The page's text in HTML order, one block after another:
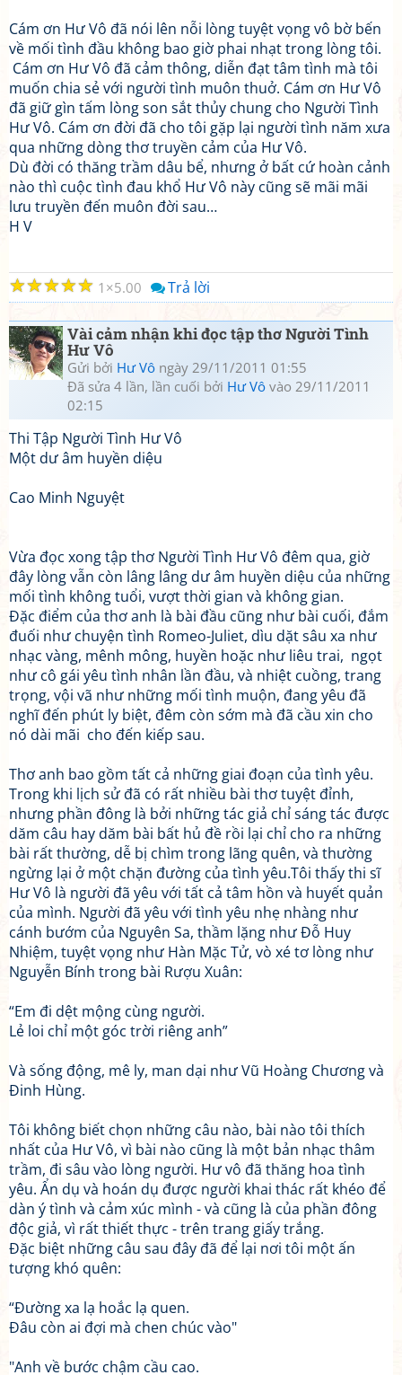
Cám ơn Hư Vô đã nói lên nỗi lòng tuyệt vọng vô bờ bến
về mối tình đầu không bao giờ phai nhạt trong lòng tôi.
Cám ơn Hư Vô đã cảm thông, diễn đạt tâm tình mà tôi
muốn chia sẻ với người tình muôn thuở. Cám ơn Hư Vô
đã giữ gìn tấm lòng son sắt thủy chung cho Người Tình
Hư Vô. Cám ơn đời đã cho tôi gặp lại người tình năm xưa
qua những dòng thơ truyền cảm của Hư Vô.
Dù đời có thăng trầm dâu bể, nhưng ở bất cứ hoàn cảnh
nào thì cuộc tình đau khổ Hư Vô này cũng sẽ mãi mãi
lưu truyền đến muôn đời sau…
H V
☆
☆
☆
☆
☆ 1 5.00 Trả lời
Vài cảm nhận khi đọc tập thơ Người Tình
Hư Vô
Gửi bởi Hư Vô ngày 29/11/2011 01:55
Đã sửa 4 lần, lần cuối bởi Hư Vô vào 29/11/2011
02:15
Thi Tập Người Tình Hư Vô
Một dư âm huyền diệu
Cao Minh Nguyệt
Vừa đọc xong tập thơ Người Tình Hư Vô đêm qua, giờ
đây lòng vẫn còn lâng lâng dư âm huyền diệu của những
mối tình không tuổi, vượt thời gian và không gian.
Đặc điểm của thơ anh là bài đầu cũng như bài cuối, đắm
đuối như chuyện tình Romeo-Juliet, dìu dặt sâu xa như
nhạc vàng, mênh mông, huyền hoặc như liêu trai, ngọt
như cô gái yêu tình nhân lần đầu, và nhiệt cuồng, trang
trọng, vội vã như những mối tình muộn, đang yêu đã
nghĩ đến phút ly biệt, đêm còn sớm mà đã cầu xin cho
nó dài mãi cho đến kiếp sau.
Thơ anh bao gồm tất cả những giai đoạn của tình yêu.
Trong khi lịch sử đã có rất nhiều bài thơ tuyệt đỉnh,
nhưng phần đông là bởi những tác giả chỉ sáng tác được
dăm câu hay dăm bài bất hủ đề rồi lại chỉ cho ra những
bài rất thường, dễ bị chìm trong lãng quên, và thường
ngừng lại ở một chặn đường của tình yêu.Tôi thấy thi sĩ
Hư Vô là người đã yêu với tất cả tâm hồn và huyết quản
của mình. Người đã yêu với tình yêu nhẹ nhàng như
cánh bướm của Nguyên Sa, thầm lặng như Đỗ Huy
Nhiệm, tuyệt vọng như Hàn Mặc Tử, vò xé tơ lòng như
Nguyễn Bính trong bài Rượu Xuân:
“Em đi dệt mộng cùng người.
Lẻ loi chỉ một góc trời riêng anh”
Và sống động, mê ly, man dại như Vũ Hoàng Chương và
Đinh Hùng.
Tôi không biết chọn những câu nào, bài nào tôi thích
nhất của Hư Vô, vì bài nào cũng là một bản nhạc thâm
trầm, đi sâu vào lòng người. Hư vô đã thăng hoa tình
yêu. Ẩn dụ và hoán dụ được người khai thác rất khéo để
dàn ý tình và cảm xúc mình - và cũng là của phần đông
độc giả, vì rất thiết thực - trên trang giấy trắng.
Đặc biệt những câu sau đây đã để lại nơi tôi một ấn
tượng khó quên:
“Đường xa lạ hoắc lạ quen.
Đâu còn ai đợi mà chen chúc vào"
"Anh về bước chậm cầu cao.